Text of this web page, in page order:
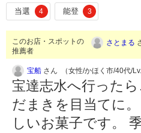
当選 4 能登 3
このお店・スポットの
推薦者
さとまる
宝船 さん （女性/かほく市/40代/
宝達志水へ行った
だまきを目当てに
しいお菓子です。